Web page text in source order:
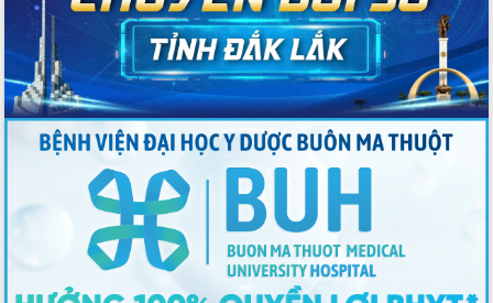
Tập huấn ứng dụng trí tuệ nhân tạo (AI)
trong thương mại điện tử năm 2026
Đoàn đại biểu Quốc hội tỉnh Đắk Lắk
trao đổi thông tin trước Kỳ họp thứ
nhất, Quốc hội khóa XVI
Quyết liệt cải cách hành chính, khơi
thông nguồn lực phát triển
Nâng cao hiệu lực, hiệu quả HĐND
tỉnh thông qua hiện đại hóa hành chính
Xã Ea Phê gắn cải cách hành chính với
chuyển đổi số
Phó Chủ tịch Thường trực UBND tỉnh